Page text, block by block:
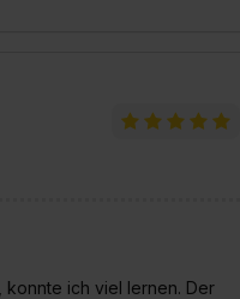
ich viel lernen. Der